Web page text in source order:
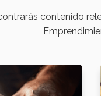
contenido